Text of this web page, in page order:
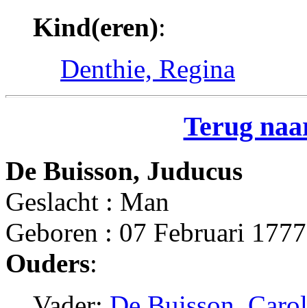
Kind(eren):
Denthie, Regina
Terug
De Buisson, Juducus
Geslacht : Man
Geboren : 07 Februari
Ouders: